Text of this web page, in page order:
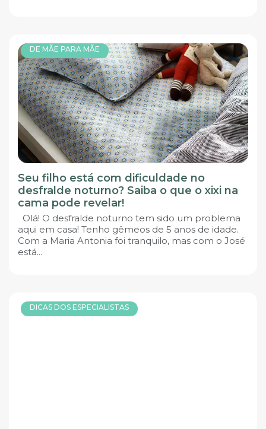
DE MÃE PARA MÃE
Seu filho está com dificuldade no
desfralde noturno? Saiba o que o xixi na
cama pode revelar!
Olá! O desfralde noturno tem sido um problema
aqui em casa! Tenho gêmeos de 5 anos de idade.
Com a Maria Antonia foi tranquilo, mas com o José
está...
DICAS DOS ESPECIALISTAS